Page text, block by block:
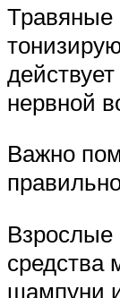
Травяные
нервной
Важно
Взрослые
средства
шампуни